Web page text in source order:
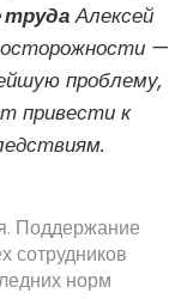
трудаАлексей
—
проблему,
привести к
Поддержание
сотрудников
норм